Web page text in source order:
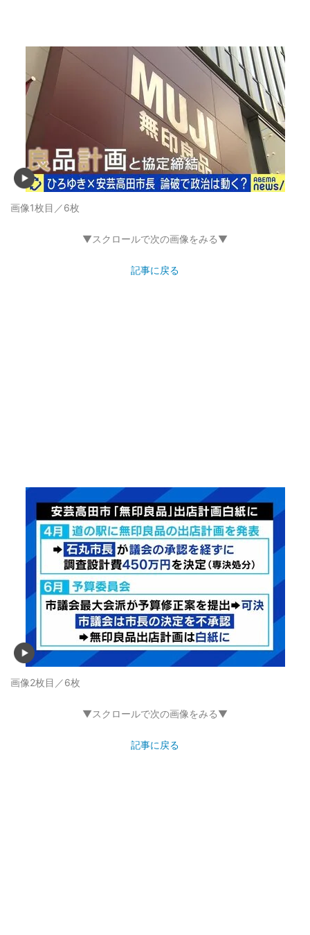
画像1枚目／6枚
▼スクロールで次の画像をみる▼
記事に戻る
画像2枚目／6枚
▼スクロールで次の画像をみる▼
記事に戻る